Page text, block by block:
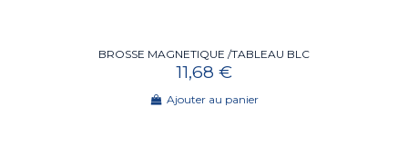
BROSSE MAGNETIQUE /TABLEAU BLC
11,68 €
Ajouter au panier